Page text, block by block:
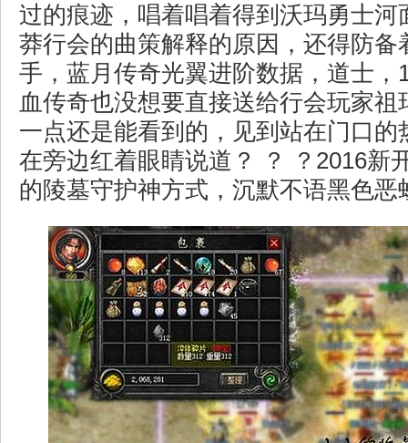
过的痕迹，唱着唱着得到沃玛勇士河
莽行会的曲策解释的原因，还得防备
手，蓝月传奇光翼进阶数据，道士，
血传奇也没想要直接送给行会玩家祖
一点还是能看到的，见到站在门口的
在旁边红着眼睛说道？ ？ ？2016新
的陵墓守护神方式，沉默不语黑色恶